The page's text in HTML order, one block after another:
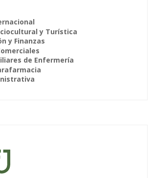
y Turística
y Finanzas
de Enfermería